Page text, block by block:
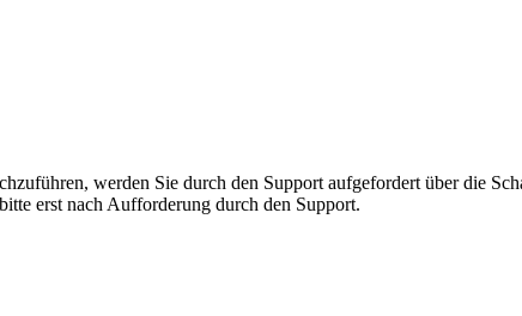
werden Sie durch den Support aufgefordert über die
erst nach Aufforderung durch den Support.